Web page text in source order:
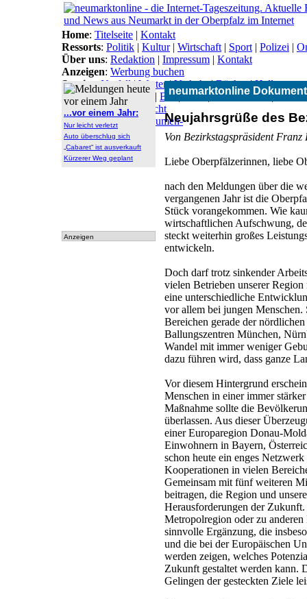
neumarktonline
Neujahrsgrüße des
Von Bezirkstagspräsident Franz
Liebe Oberpfälzerinnen, liebe
nach den Meldungen über die
vergangenen Jahr ist die
Stück vorangekommen. Wie
wirtschaftlichen Aufschwung,
steckt weiterhin großes
entwickeln.
Doch darf trotz sinkender
vielen Betrieben unserer
eine unterschiedliche
vor allem bei jungen Menschen.
Bereichen gerade der
Ballungszentren München,
Wandel mit immer weniger
dazu führen wird, dass ganze
Vor diesem Hintergrund
Menschen in einer immer
Maßnahme sollte die
überlassen. Aus dieser
einer Europaregion Donau-
Einwohnern in Bayern,
schon heute ein enges
Kooperationen in vielen
Gemeinsam mit fünf weiteren
beitragen, die Region und
Herausforderungen der
Metropolregion oder zu
sinnvolle Ergänzung, die
und die bei der Europäischen
werden zeigen, welches
Zukunft gestaltet werden kann.
Gelingen der gesteckten Ziele
...vor einem Jahr:
Nur leicht verletzt
Auto überschlug sich
„Cabaret“ ist ausverkauft
Kürzerer Weg geplant
Anzeigen
Home: Titelseite | Kontakt
Ressorts: Politik | Kultur| Wirtschaft | Sport | Polizei |
Über uns: Redaktion | Impressum | Kontakt
Anzeigen: Werbung buchen
Service: Notfall | Wetter|Verkehr|Bücher|Hallo
Themen:Arbeitsamt | BN|CSU|Freie Wähler|
Lokal-Links:Übersicht
Archiv:Archiv|Dokumen-
tationen